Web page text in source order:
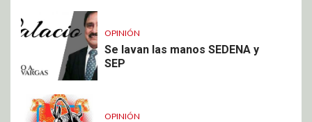
OPINIÓN
Se lavan las manos SEDENA y
SEP
OPINIÓN